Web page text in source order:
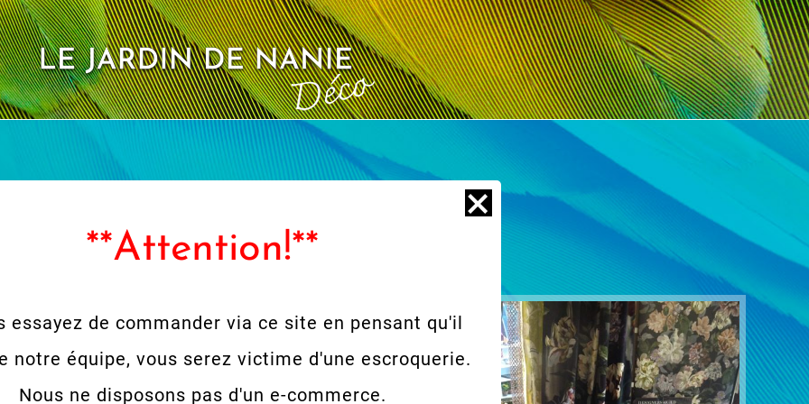
Recouvrements
**Attention!**
essayez de commander via ce site en pensant qu'il
notre équipe, vous serez victime d'une escroquerie.
Nous ne disposons pas d'un e-commerce.